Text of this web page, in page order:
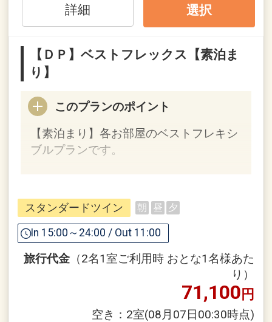
【犬山温泉 白帝の湯】
「帝の湯」は 犬山唯の天然温泉。
無臭できれいに澄み切った、PH約 8.5の
ほっと息のくつろぎ時間に木曽川をモチ
犬山の空気に触れる露天呂で、新しい発
見に満ちたくつろぎ時間を。
【フィットネスセンター】
■フィットネスセンターでは、環境負荷
を最大限考慮し、米国とドイツの森林化
から厳選した再生可能木材のマシンを使
電源のない水抵抗や自走式駆動の機器
で、おもいのままの操作感が新しいトレ
詳細 選択
【ＤＰ】ベストフレックス【素泊ま
り】
このプランのポイント
【素泊まり】各お部屋のベストフレキシ
ブルプランです。
キサイティングな”犬山らしさ”に遭遇で
きる、ホテルインディゴ犬山有楽苑のル
ームデザイン。
ホテル敷地内の国宝茶室「如庵」の有楽
窓や犬山祭のからくり人形からインスパ
イアされたインテリアの数々は、和を感
じながらも現代的でスタイリッシュなア
スタンダードツイン 朝 昼 夕
In 15:00～24:00 / Out 11:00
旅行代金 （2名1室ご利用時 おとな1名様あた
り）
71,100円
空き： 2室(08月07日00:30時点)